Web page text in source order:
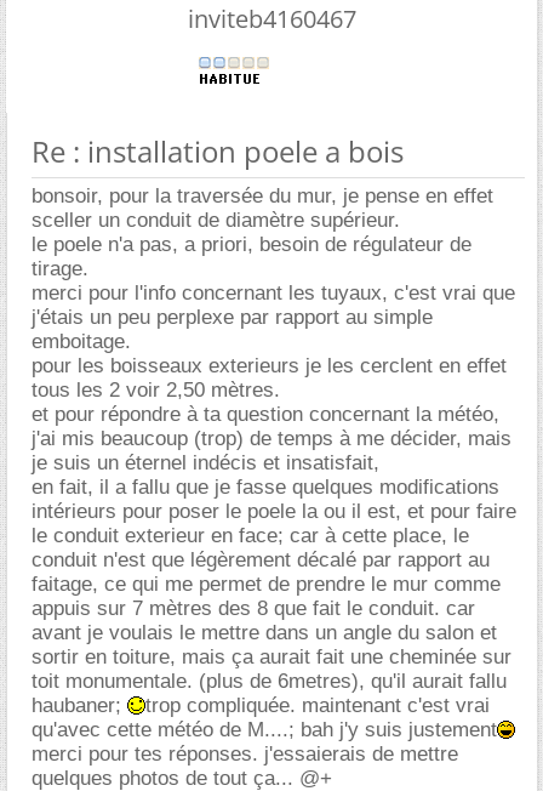
inviteb4160467
Re : installation poele a bois
bonsoir, pour la traversée du mur, je pense en effet
sceller un conduit de diamètre supérieur.
le poele n'a pas, a priori, besoin de régulateur de
tirage.
merci pour l'info concernant les tuyaux, c'est vrai que
j'étais un peu perplexe par rapport au simple
emboitage.
pour les boisseaux exterieurs je les cerclent en effet
tous les 2 voir 2,50 mètres.
et pour répondre à ta question concernant la météo,
j'ai mis beaucoup (trop) de temps à me décider, mais
je suis un éternel indécis et insatisfait,
en fait, il a fallu que je fasse quelques modifications
intérieurs pour poser le poele la ou il est, et pour faire
le conduit exterieur en face; car à cette place, le
conduit n'est que légèrement décalé par rapport au
faitage, ce qui me permet de prendre le mur comme
appuis sur 7 mètres des 8 que fait le conduit. car
avant je voulais le mettre dans un angle du salon et
sortir en toiture, mais ça aurait fait une cheminée sur
toit monumentale. (plus de 6metres), qu'il aurait fallu
haubaner;
trop compliquée. maintenant c'est vrai
qu'avec cette météo de M....; bah j'y suis justement
merci pour tes réponses. j'essaierais de mettre
quelques photos de tout ça... @+